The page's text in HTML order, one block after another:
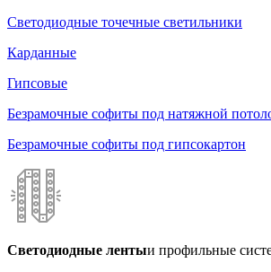
Светодиодные точечные светильники
Карданные
Гипсовые
Безрамочные софиты под натяжной
Безрамочные софиты под гипсокартон
Светодиодные лентыи профильные